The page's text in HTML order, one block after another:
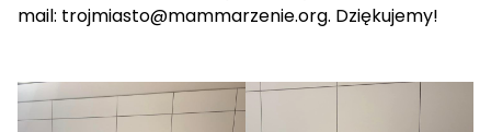
mail: trojmiasto@mammarzenie.org. Dziękujemy!